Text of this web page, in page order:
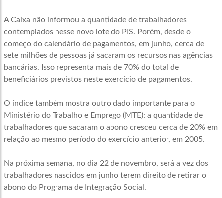
A Caixa não informou a quantidade de trabalhadores
contemplados nesse novo lote do PIS. Porém, desde o
começo do calendário de pagamentos, em junho, cerca de
sete milhões de pessoas já sacaram os recursos nas agências
bancárias. Isso representa mais de 70% do total de
beneficiários previstos neste exercício de pagamentos.
O índice também mostra outro dado importante para o
Ministério do Trabalho e Emprego (MTE): a quantidade de
trabalhadores que sacaram o abono cresceu cerca de 20% em
relação ao mesmo período do exercício anterior, em 2005.
Na próxima semana, no dia 22 de novembro, será a vez dos
trabalhadores nascidos em junho terem direito de retirar o
abono do Programa de Integração Social.